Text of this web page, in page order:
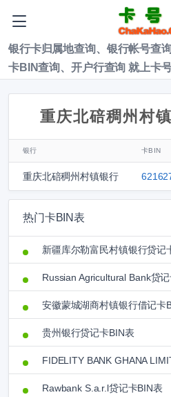
银行卡归属地查询、银行帐号查
卡BIN查询、开户行查询 就上卡
重庆北碚稠州村
银行 卡BIN
重庆北碚稠州村镇银行
热门卡BIN表
新疆库尔勒富民村镇银行贷记
Russian Agricultural Bank贷
安徽蒙城湖商村镇银行借记卡
贵州银行贷记卡BIN表
FIDELITY BANK GHANA
Rawbank S.a.r.l贷记卡BIN表